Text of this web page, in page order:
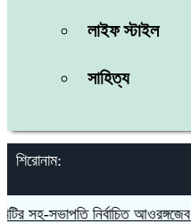
লাইফ স্টাইল
সাহিত্য
শিরোনাম:
সহ-সভাপতি নির্বাচিত আওরঙ্গজেব